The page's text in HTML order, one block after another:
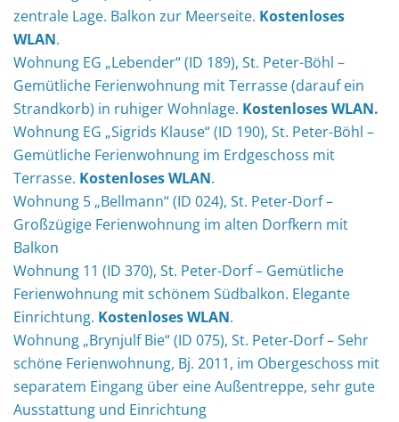
zentrale Lage. Balkon zur Meerseite. Kostenloses
WLAN.
Wohnung EG „Lebender“ (ID 189), St. Peter-Böhl –
Gemütliche Ferienwohnung mit Terrasse (darauf ein
Strandkorb) in ruhiger Wohnlage. Kostenloses WLAN.
Wohnung EG „Sigrids Klause“ (ID 190), St. Peter-Böhl –
Gemütliche Ferienwohnung im Erdgeschoss mit
Terrasse. Kostenloses WLAN.
Wohnung 5 „Bellmann“ (ID 024), St. Peter-Dorf –
Großzügige Ferienwohnung im alten Dorfkern mit
Balkon
Wohnung 11 (ID 370), St. Peter-Dorf – Gemütliche
Ferienwohnung mit schönem Südbalkon. Elegante
Einrichtung. Kostenloses WLAN.
Wohnung „Brynjulf Bie“ (ID 075), St. Peter-Dorf – Sehr
schöne Ferienwohnung, Bj. 2011, im Obergeschoss mit
separatem Eingang über eine Außentreppe, sehr gute
Ausstattung und Einrichtung